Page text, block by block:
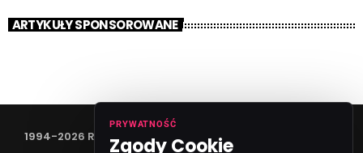
ARTYKUŁY SPONSOROWANE
1994-2026 RADIO VANESSA SPÓŁKA Z O.O
PRYWATNOŚĆ
Zgody Cookie